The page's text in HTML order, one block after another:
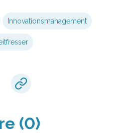
Innovationsmanagement
(0)